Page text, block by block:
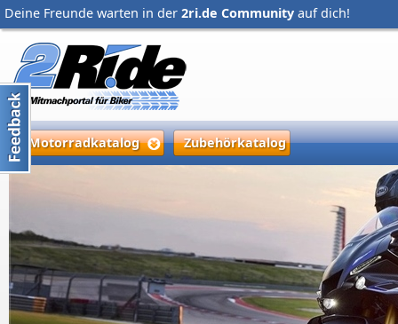
Deine Freunde warten in der 2ri.de Community auf dich!
Motorradkatalog Zubehörkatalog